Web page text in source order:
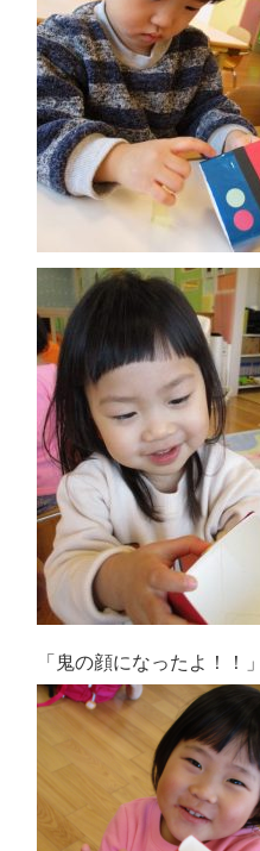
「鬼の顔になったよ！！」